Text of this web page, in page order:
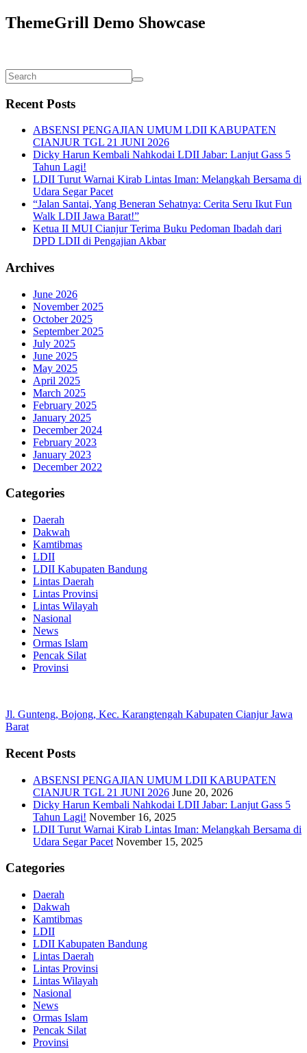
ThemeGrill Demo Showcase
Recent Posts
ABSENSI PENGAJIAN UMUM LDII KABUPATEN
CIANJUR TGL 21 JUNI 2026
Dicky Harun Kembali Nahkodai LDII Jabar: Lanjut Gass 5
Tahun Lagi!
LDII Turut Warnai Kirab Lintas Iman: Melangkah Bersama di
Udara Segar Pacet
“Jalan Santai, Yang Beneran Sehatnya: Cerita Seru Ikut Fun
Walk LDII Jawa Barat!”
Ketua II MUI Cianjur Terima Buku Pedoman Ibadah dari
DPD LDII di Pengajian Akbar
Archives
June 2026
November 2025
October 2025
September 2025
July 2025
June 2025
May 2025
April 2025
March 2025
February 2025
January 2025
December 2024
February 2023
January 2023
December 2022
Categories
Daerah
Dakwah
Kamtibmas
LDII
LDII Kabupaten Bandung
Lintas Daerah
Lintas Provinsi
Lintas Wilayah
Nasional
News
Ormas Islam
Pencak Silat
Provinsi
Jl. Gunteng, Bojong, Kec. Karangtengah Kabupaten Cianjur Jawa
Barat
Recent Posts
ABSENSI PENGAJIAN UMUM LDII KABUPATEN
CIANJUR TGL 21 JUNI 2026 June 20, 2026
Dicky Harun Kembali Nahkodai LDII Jabar: Lanjut Gass 5
Tahun Lagi! November 16, 2025
LDII Turut Warnai Kirab Lintas Iman: Melangkah Bersama di
Udara Segar Pacet November 15, 2025
Categories
Daerah
Dakwah
Kamtibmas
LDII
LDII Kabupaten Bandung
Lintas Daerah
Lintas Provinsi
Lintas Wilayah
Nasional
News
Ormas Islam
Pencak Silat
Provinsi